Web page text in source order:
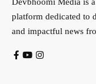
platform dedicated to
and impactful news